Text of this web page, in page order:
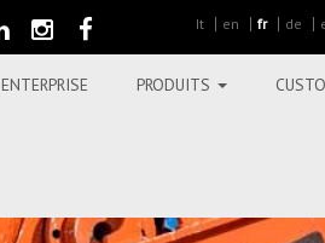
It en fr de
ENTERPRISE PRODUITS